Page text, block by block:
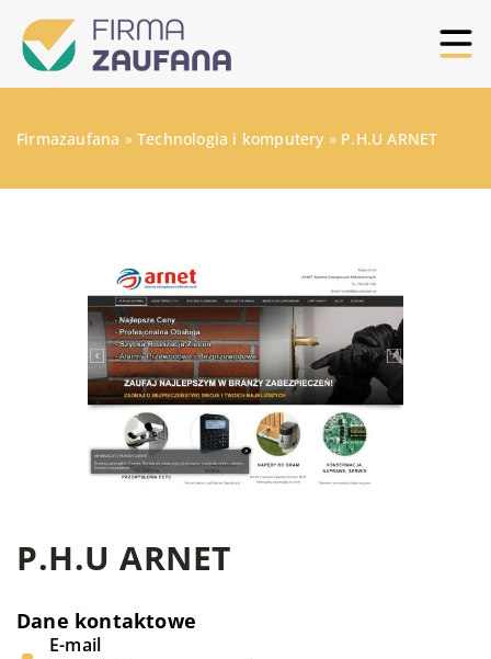
Firmazaufana »Technologia i komputery » P.H.U ARNET
P.H.U ARNET
Dane kontaktowe
E-mail